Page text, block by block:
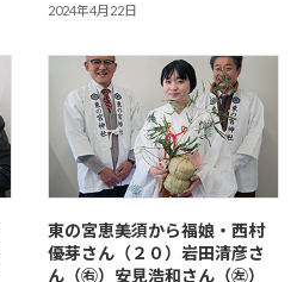
2024年4月22日
東の宮恵美須から福娘・西村
優芽さん（２０）岩田清彦さ
ん（㊨）安見浩和さん（㊧）